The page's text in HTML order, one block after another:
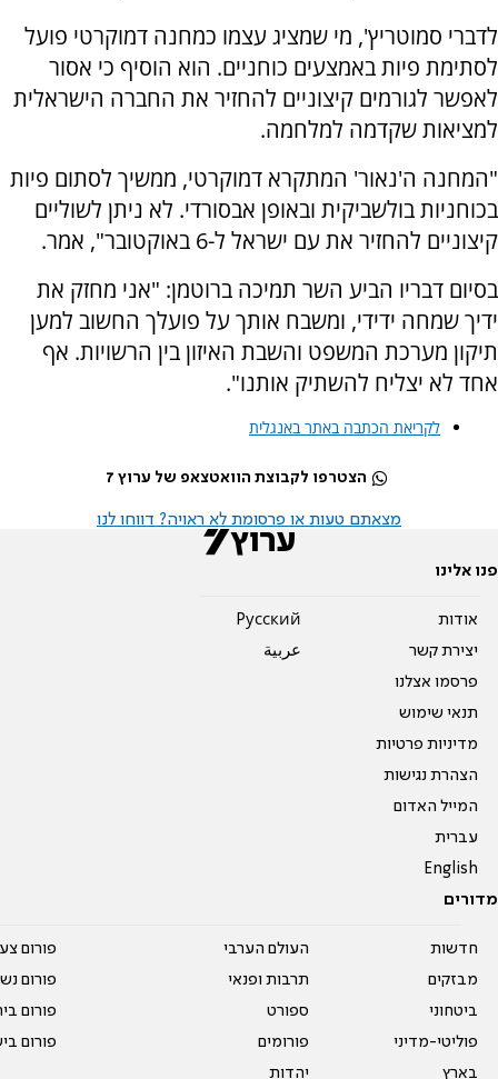
לדברי סמוטריץ', מי שמציג עצמו כמחנה דמוקרטי פועל
לסתימת פיות באמצעים כוחניים. הוא הוסיף כי אסור
לאפשר לגורמים קיצוניים להחזיר את החברה הישראלית
למציאות שקדמה למלחמה.
"המחנה ה'נאור' המתקרא דמוקרטי, ממשיך לסתום פיות
בכוחניות בולשביקית ובאופן אבסורדי. לא ניתן לשוליים
קיצוניים להחזיר את עם ישראל ל-6 באוקטובר", אמר.
בסיום דבריו הביע השר תמיכה ברוטמן: "אני מחזק את
ידיך שמחה ידידי, ומשבח אותך על פועלך החשוב למען
תיקון מערכת המשפט והשבת האיזון בין הרשויות. אף
אחד לא יצליח להשתיק אותנו".
לקריאת הכתבה באתר באנגלית
הצטרפו לקבוצת הוואטצאפ של ערוץ 7
מצאתם טעות או פרסומת לא ראויה? דווחו לנו
פנו אלינו
אודות
יצירת קשר
פרסמו אצלנו
תנאי שימוש
מדיניות פרטיות
הצהרת נגישות
המייל האדום
עברית
English
Pусский
عربية
מדורים
חדשות
מבזקים
ביטחוני
פוליטי-מדיני
בארץ
העולם הערבי
תרבות ופנאי
ספורט
פורומים
יהדות
פורום
פורום
פורום
פורום